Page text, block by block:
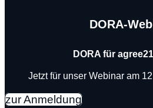
DORA-
DORA für
Jetzt für unser Webinar am
zur Anmeldung